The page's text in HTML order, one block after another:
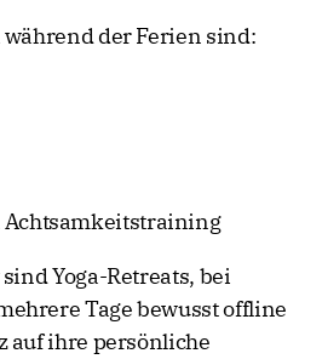
während der Ferien sind:
Yoga-Retreats, bei
Tage bewusst offline
auf ihre persönliche